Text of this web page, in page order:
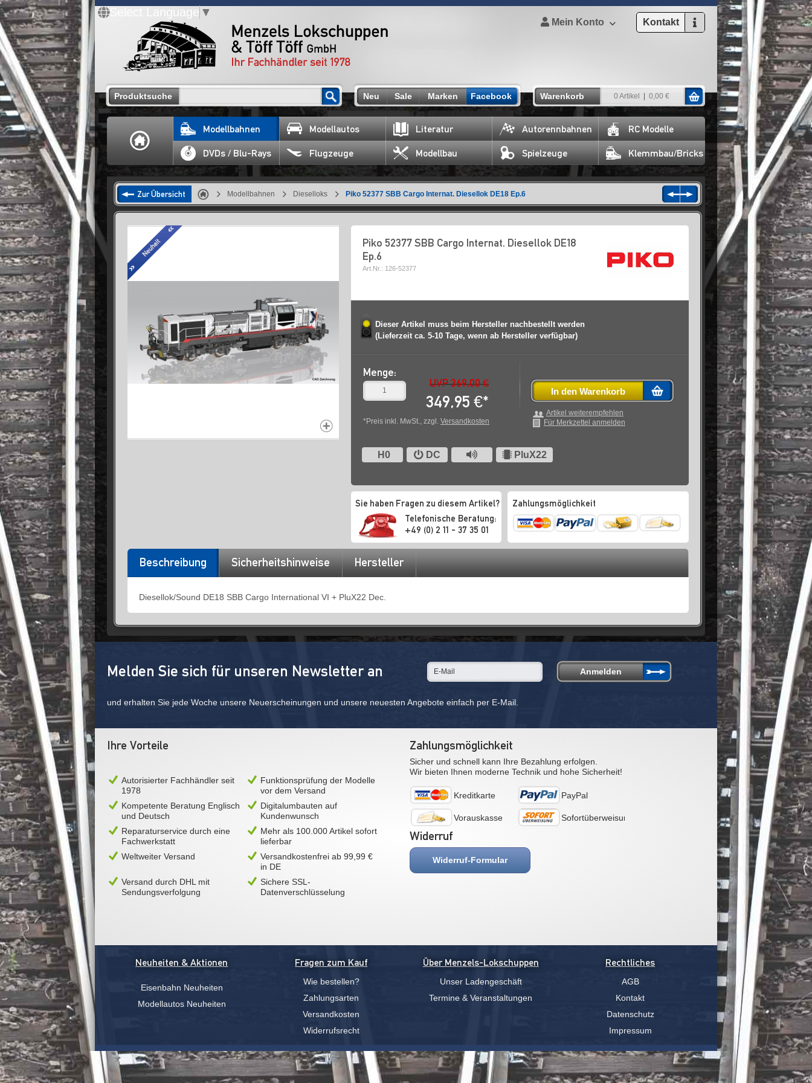
Select Language ▼
Mein Konto Kontakt
Produktsuche Neu Sale Marken Facebook Warenkorb 0 Artikel 0,00 €
Modellbahnen Modellautos Literatur Autorennbahnen RC Modelle
DVDs / Blu-Rays Flugzeuge Modellbau Spielzeuge Klemmbau/Bricks
Zur Übersicht Modellbahnen Dieselloks Piko 52377 SBB Cargo Internat. Diesellok DE18 Ep.6
Piko 52377 SBB Cargo Internat. Diesellok DE18
Ep.6
Art.Nr.: 126-52377
Dieser Artikel muss beim Hersteller nachbestellt werden
(Lieferzeit ca. 5-10 Tage, wenn ab Hersteller verfügbar)
Menge:
UVP 369,00 €
349,95 €*
*Preis inkl. MwSt., zzgl. Versandkosten
In den Warenkorb
Artikel weiterempfehlen
Für Merkzettel anmelden
H0 DC PluX22
Sie haben Fragen zu diesem Artikel?
Telefonische Beratung:
+49 (0) 2 11 - 37 35 01
Zahlungsmöglichkeit
Beschreibung Sicherheitshinweise Hersteller
Diesellok/Sound DE18 SBB Cargo International VI + PluX22 Dec.
Melden Sie sich für unseren Newsletter an
und erhalten Sie jede Woche unsere Neuerscheinungen und unsere neuesten Angebote einfach per E-Mail.
Ihre Vorteile
Autorisierter Fachhändler seit
1978
Funktionsprüfung der Modelle
vor dem Versand
Kompetente Beratung Englisch
und Deutsch
Digitalumbauten auf
Kundenwunsch
Reparaturservice durch eine
Fachwerkstatt
Mehr als 100.000 Artikel sofort
lieferbar
Weltweiter Versand
Versandkostenfrei ab 99,99 €
in DE
Versand durch DHL mit
Sendungsverfolgung
Sichere SSL-
Datenverschlüsselung
Zahlungsmöglichkeit
Sicher und schnell kann Ihre Bezahlung erfolgen.
Wir bieten Ihnen moderne Technik und hohe Sicherheit!
Kreditkarte PayPal
Vorauskasse Sofortüberweisung
Widerruf
Widerruf-Formular
Neuheiten & Aktionen
Eisenbahn Neuheiten
Modellautos Neuheiten
Fragen zum Kauf
Wie bestellen?
Zahlungsarten
Versandkosten
Widerrufsrecht
Über Menzels-Lokschuppen
Unser Ladengeschäft
Termine & Veranstaltungen
Rechtliches
AGB
Kontakt
Datenschutz
Impressum